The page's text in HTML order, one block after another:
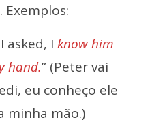
Exemplos:
asked, I know him
hand.” (Peter vai
eu conheço ele
minha mão.)